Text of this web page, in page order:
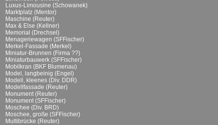
Luxus-Limousine (Schowanek)
Marktplatz (Mentor)
Maschine (Reuter)
Max & Else (Kellner)
Memorial (Drechsel)
Menageriewagen (SFFischer)
Merkel-Fassade (Merkel)
Miniatur-Brunnen (Firma ??)
Miniaturbauwerk (SFFischer)
Mobilkran (BKF Blumenau)
Model, langbeinig (Engel)
Modell, kleenes (Div. DDR)
Modellfassade (Reuter)
Monument (Reuter)
Monument (SFFischer)
Moschee (Div. BRD)
Moschee, große (SFFischer)
Multibrücke (Reuter)